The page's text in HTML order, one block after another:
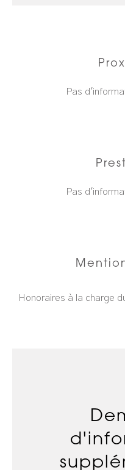
Pas
Pas
Honoraires à la charge